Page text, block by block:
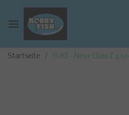
Startseite YUKI - Neox Class Z